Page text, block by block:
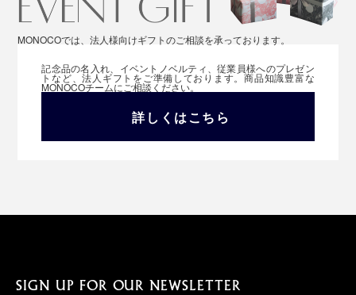
MONOCOでは、法人様向けギフトのご相談を承っております。
記念品の名入れ、イベントノベルティ、従業員様へのプレゼン
トなど、法人ギフトをご準備しております。商品知識豊富な
MONOCOチームにご相談ください。
詳しくはこちら
SIGN UP FOR OUR NEWSLETTER